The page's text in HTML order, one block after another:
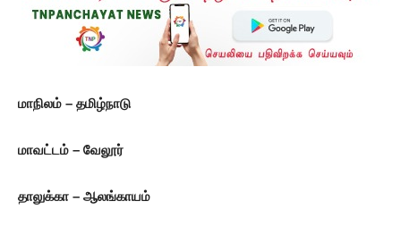
மாநிலம் – தமிழ்நாடு
மாவட்டம் – வேலூர்
தாலுக்கா – ஆலங்காயம்